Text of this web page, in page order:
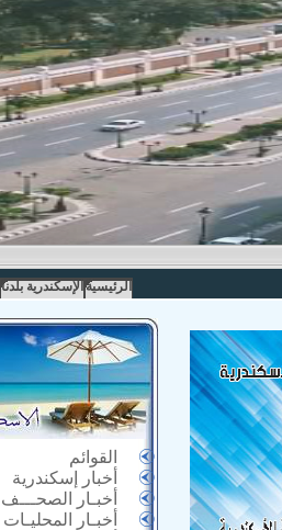
الرئيسية الإسكندرية بلدنا
القوائم
أخبار إسكندرية
أخبـار الصحـــف
أخبـار المحليـات